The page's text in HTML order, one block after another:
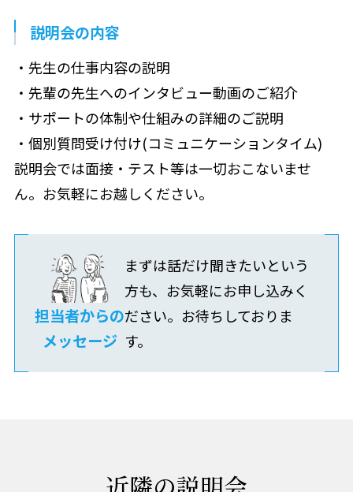
説明会の内容
・先生の仕事内容の説明
・先輩の先生へのインタビュー動画のご紹介
・サポートの体制や仕組みの詳細のご説明
・個別質問受け付け(コミュニケーションタイム)
説明会では面接・テスト等は一切おこないませ
ん。お気軽にお越しください。
担当者からの
メッセージ
まずは話だけ聞きたいという
方も、お気軽にお申し込みく
ださい。お待ちしておりま
す。